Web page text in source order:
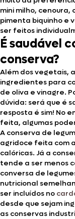
mini milho,
pimenta biquinho e
ser feitos
É saudável
conserva?
Além dos vegetais,
ingredientes para
de oliva e vinagre.
dúvida: será que é
resposta é sim! No
feita, algumas
A conserva de
agridoce feita com
calóricas. Já a
tende a ser menos
conversa de
nutricional
ser incluídos no
desde que sejam
as conservas